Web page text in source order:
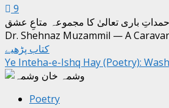
9
باری تعالیٰ کا مجموعہ متاعِ عشق
Dr. Shehnaz Muzammil — A
کتاب پڑھیے
Ye Inteha-e-Ishq Hay (Poetry):
Poetry